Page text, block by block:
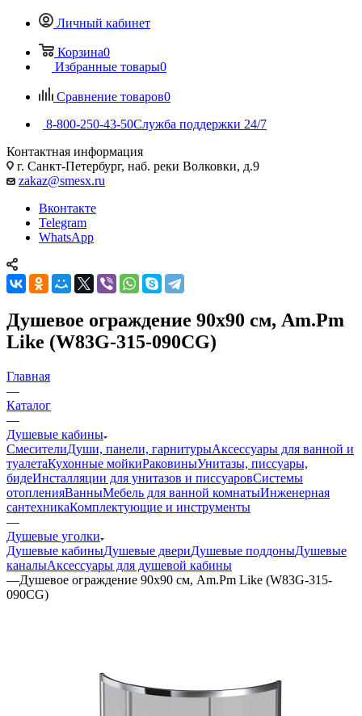
Личный кабинет
Корзина0
Избранные товары0
Сравнение товаров0
8-800-250-43-50Служба поддержки 24/7
Контактная информация
г. Санкт-Петербург, наб. реки Волковки, д.9
zakaz@smesx.ru
Вконтакте
Telegram
WhatsApp
Душевое ограждение 90x90 см, Am.Pm
Like (W83G-315-090CG)
Главная
—
Каталог
—
Душевые кабины
СмесителиДуши, панели, гарнитурыАксессуары для ванной и
туалетаКухонные мойкиРаковиныУнитазы, писсуары,
бидеИнсталляции для унитазов и писсуаровСистемы
отопленияВанныМебель для ванной комнатыИнженерная
сантехникаКомплектующие и инструменты
—
Душевые уголки
Душевые кабиныДушевые двериДушевые поддоныДушевые
каналыАксессуары для душевой кабины
—Душевое ограждение 90x90 см, Am.Pm Like (W83G-315-
090CG)